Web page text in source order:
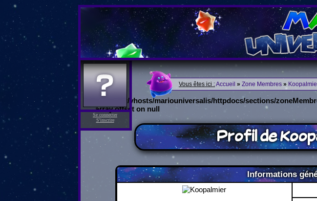
Se connecter
S'inscrire
Vous êtes ici :Accueil » Zone Membres »
/var/www/vhosts/mariouniversalis/httpdocs/sections/
array offset on null
Profil de
Informations